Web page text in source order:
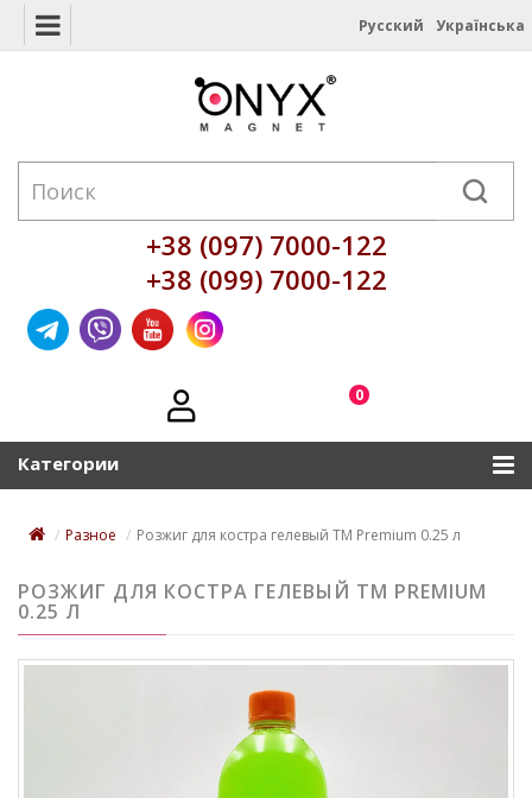
Русский Українська
+38 (097) 7000-122
+38 (099) 7000-122
0
Категории
Разное Розжиг для костра гелевый TM Premium 0.25 л
РОЗЖИГ ДЛЯ КОСТРА ГЕЛЕВЫЙ TM PREMIUM
0.25 Л